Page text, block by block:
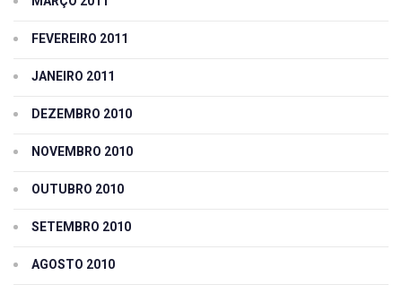
FEVEREIRO 2011
JANEIRO 2011
DEZEMBRO 2010
NOVEMBRO 2010
OUTUBRO 2010
SETEMBRO 2010
AGOSTO 2010